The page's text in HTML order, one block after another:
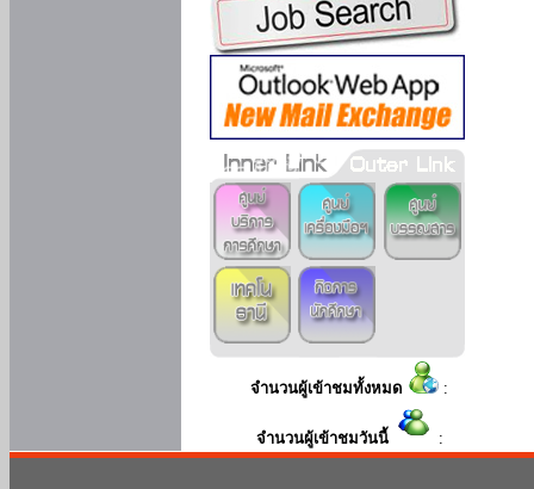
จำนวนผู้เข้าชมทั้งหมด :
จำนวนผู้เข้าชมวันนี้ :